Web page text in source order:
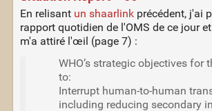
En relisant un shaarlinkprécédent, j'ai
rapport quotidien de l'OMS de ce jour
m'a attiré l'œil (page 7) :
WHO’s strategic objectives for
to:
Interrupt human-to-human
including reducing secondary